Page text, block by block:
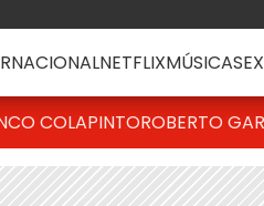
NETFLIXMÚSICA
COLAPINTOROBERTO